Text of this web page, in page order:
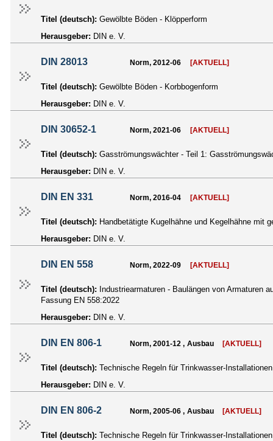
Titel (deutsch): Gewölbte Böden - Klöpperform
Herausgeber: DIN e. V.
DIN 28013 Norm, 2012-06 [AKTUELL]
Titel (deutsch): Gewölbte Böden - Korbbogenform
Herausgeber: DIN e. V.
DIN 30652-1 Norm, 2021-06 [AKTUELL]
Titel (deutsch): Gasströmungswächter - Teil 1:
Herausgeber: DIN e. V.
DIN EN 331 Norm, 2016-04 [AKTUELL]
Titel (deutsch): Handbetätigte Kugelhähne und Kegelhähne mit
Herausgeber: DIN e. V.
DIN EN 558 Norm, 2022-09 [AKTUELL]
Titel (deutsch): Industriearmaturen - Baulängen von Armaturen
Fassung EN 558:2022
Herausgeber: DIN e. V.
DIN EN 806-1 Norm, 2001-12 , Ausbau [AKTUELL]
Titel (deutsch): Technische Regeln für Trinkwasser-
Herausgeber: DIN e. V.
DIN EN 806-2 Norm, 2005-06 , Ausbau [AKTUELL]
Titel (deutsch): Technische Regeln für Trinkwasser-